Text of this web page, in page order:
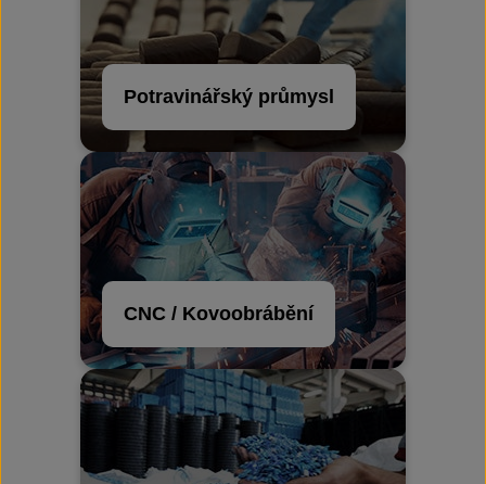
Potravinářský průmysl
CNC / Kovoobrábění